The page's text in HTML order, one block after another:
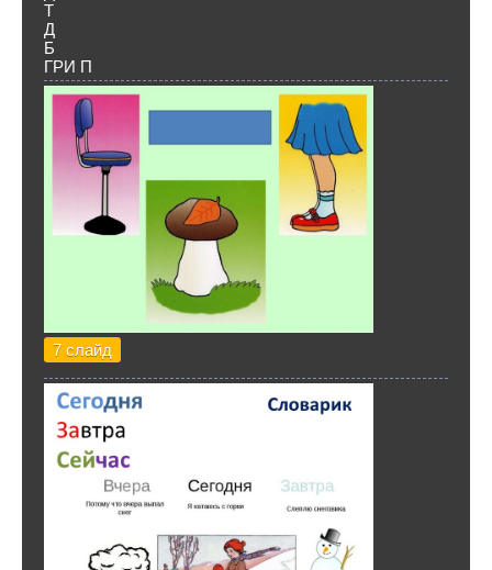
Т
Д
Б
ГРИ П
7 слайд